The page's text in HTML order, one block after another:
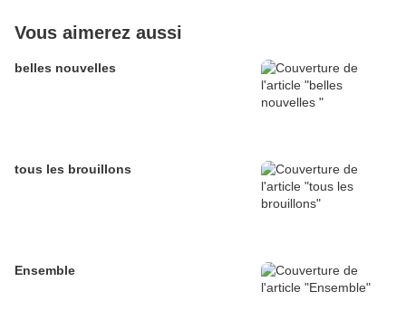
Vous aimerez aussi
belles nouvelles
tous les brouillons
Ensemble